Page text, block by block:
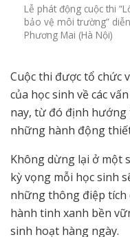
Lễ phát động cuộc thi
bảo vệ môi trường”
Phương Mai (Hà Nội)
Cuộc thi được tổ chức
của học sinh về các
nay, từ đó định
những hành động
Không dừng lại ở một
kỳ vọng mỗi học sinh
những thông điệp tích
hành tinh xanh bền
sinh hoạt hàng ngày.